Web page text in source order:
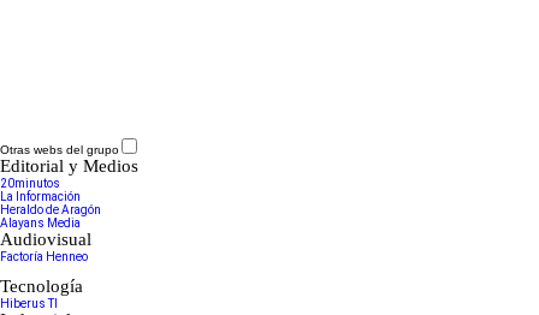
Otras webs del grupo
Editorial y Medios
20minutos
La Información
Heraldo de Aragón
Alayans Media
Audiovisual
Factoría Henneo
Tecnología
Hiberus TI